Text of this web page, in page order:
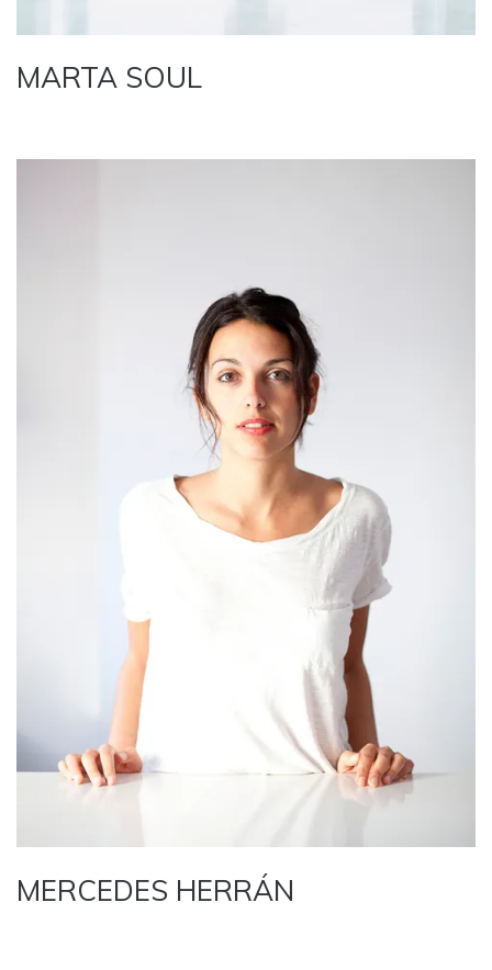
MARTA SOUL
MERCEDES HERRÁN